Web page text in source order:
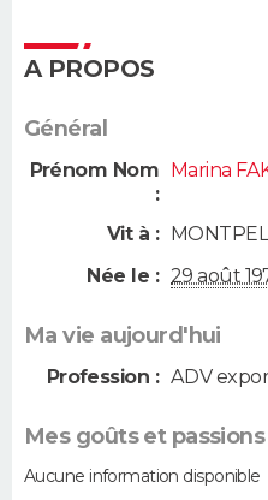
A PROPOS
Général
Prénom Nom
:
Marina
Vit à :
Née le : 29 août
Ma vie aujourd'hui
Profession : ADV
Mes goûts et passions
Aucune information disponible